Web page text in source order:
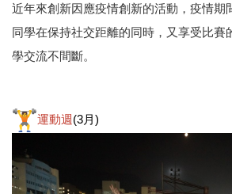
近年來創新因應疫情創新的活動，疫情期
同學在保持社交距離的同時，又享受比賽
學交流不間斷。
運動週 (3月)